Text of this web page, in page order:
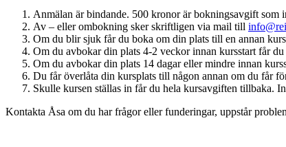
Anmälan är bindande. 500 kronor är bokningsavgift som
Av – eller ombokning sker skriftligen via mail till
Om du blir sjuk får du boka om din plats till en annan
Om du avbokar din plats 4-2 veckor innan kursstart får
Om du avbokar din plats 14 dagar eller mindre innan
Du får överlåta din kursplats till någon annan om du får
Skulle kursen ställas in får du hela kursavgiften tillbaka.
Kontakta Åsa om du har frågor eller funderingar, uppstår